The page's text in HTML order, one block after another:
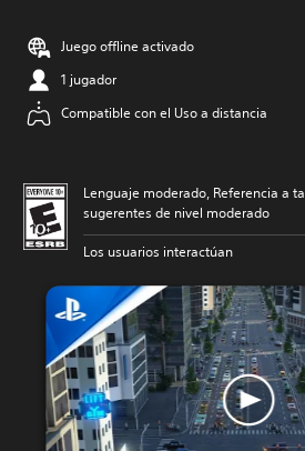
Juego offline activado
1 jugador
Compatible con el Uso a distancia
Lenguaje moderado, Referencia a
sugerentes de nivel moderado
Los usuarios interactúan